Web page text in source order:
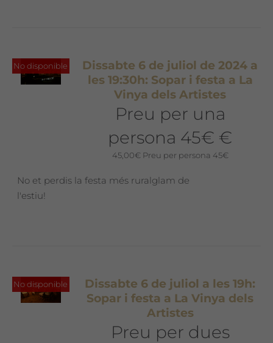
No disponible
Dissabte 6 de juliol de 2024 a
les 19:30h: Sopar i festa a La
Vinya dels Artistes
Preu per una
persona 45€ €
45,00€ Preu per persona 45€
No et perdis la festa més ruralglam de
l'estiu!
No disponible
Dissabte 6 de juliol a les 19h:
Sopar i festa a La Vinya dels
Artistes
Preu per dues